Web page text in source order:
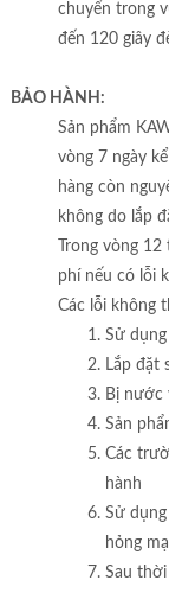
chuyển trong
đến 120 giây
BẢO HÀNH:
Sản phẩm
vòng 7 ngày
hàng còn
không do lắp
Trong vòng
phí nếu có lỗi
Các lỗi không
Sử
Lắp đặt
Bị nước
Sản
Các
hành
Sử
hỏng
Sau